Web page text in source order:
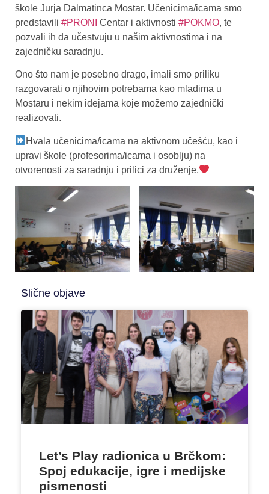
škole Jurja Dalmatinca Mostar. Učenicima/icama smo
predstavili #PRONI Centar i aktivnosti #POKMO, te
pozvali ih da učestvuju u našim aktivnostima i na
zajedničku saradnju.
Ono što nam je posebno drago, imali smo priliku
razgovarati o njihovim potrebama kao mladima u
Mostaru i nekim idejama koje možemo zajednički
realizovati.
Hvala učenicima/icama na aktivnom učešću, kao i
upravi škole (profesorima/icama i osoblju) na
otvorenosti za saradnju i prilici za druženje.
Slične objave
Let’s Play radionica u Brčkom:
Spoj edukacije, igre i medijske
pismenosti